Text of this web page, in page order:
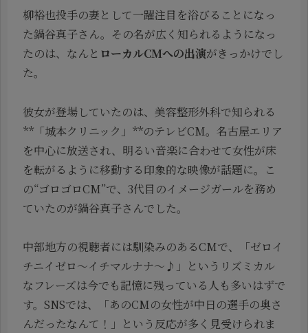
柳裕也投手の妻として一躍注目を浴びることになっ
た鍋谷真子さん。その名が広く知られるようになっ
たのは、なんと ローカルCMへの出演がきっかけでし
た。
彼女が登場していたのは、美容整形外科で知られる
**「城本クリニック」**のテレビCM。名古屋エリア
を中心に放送され、明るい音楽に合わせて女性が床
を転がるように移動する印象的な映像が話題に。こ
の“ゴロゴロCM”で、3代目のイメージガールを務め
ていたのが鍋谷真子さんでした。
中部地方の視聴者には馴染みのあるCMで、「ゼロイ
チニイゼロ〜イチマルナナ〜♪」というリズミカル
なフレーズは今でも記憶に残っている人も多いはずで
す。SNSでは、「あのCMの女性が中日の選手の奥さ
んだったなんて！」という反応が多く見受けられま